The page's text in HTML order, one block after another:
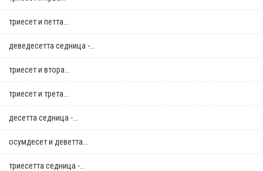
триесет и петта...
деведесетта седница -...
триесет и втора...
триесет и трета...
десетта седница -...
осумдесет и деветта...
триесетта седница -...